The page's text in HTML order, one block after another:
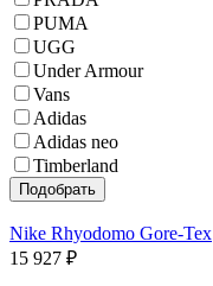
PUMA
UGG
Under Armour
Vans
Adidas
Adidas neo
Timberland
Nike Rhyodomo Gore-Tex
15 927 ₽